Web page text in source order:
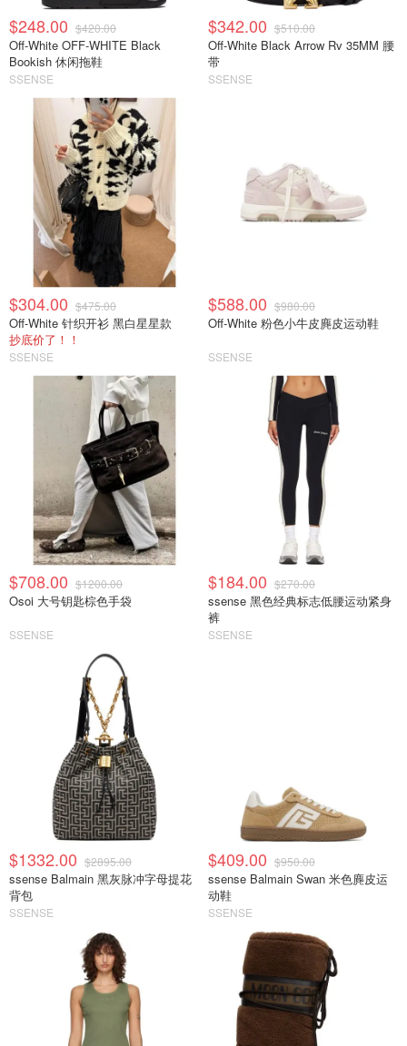
$248.00 $420.00
Off-White OFF-WHITE Black
Bookish 休闲拖鞋
SSENSE
$342.00 $510.00
Off-White Black Arrow Rv 35MM 腰
带
SSENSE
$304.00 $475.00
Off-White 针织开衫 黑白星星款
抄底价了！！
SSENSE
$588.00 $980.00
Off-White 粉色小牛皮麂皮运动鞋
SSENSE
$708.00 $1200.00
Osoi 大号钥匙棕色手袋
SSENSE
$184.00 $270.00
ssense 黑色经典标志低腰运动紧身
裤
SSENSE
$1332.00 $2895.00
ssense Balmain 黑灰脉冲字母提花
背包
SSENSE
$409.00 $950.00
ssense Balmain Swan 米色麂皮运
动鞋
SSENSE